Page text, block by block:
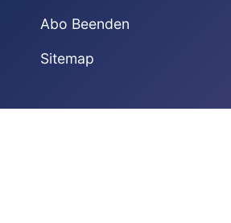
Abo Beenden
Sitemap